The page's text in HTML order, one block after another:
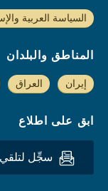
السياسة العربية
المناطق والبلدان
إيران العراق
ابق على اطلاع
سجِّل لتلقي